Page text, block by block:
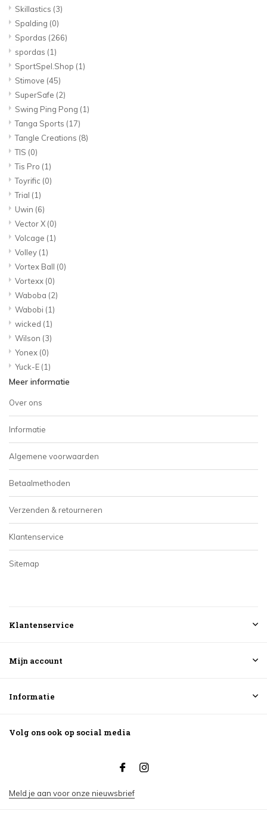
Skillastics (3)
Spalding (0)
Spordas (266)
spordas (1)
SportSpel.Shop (1)
Stimove (45)
SuperSafe (2)
Swing Ping Pong (1)
Tanga Sports (17)
Tangle Creations (8)
TIS (0)
Tis Pro (1)
Toyrific (0)
Trial (1)
Uwin (6)
Vector X (0)
Volcage (1)
Volley (1)
Vortex Ball (0)
Vortexx (0)
Waboba (2)
Wabobi (1)
wicked (1)
Wilson (3)
Yonex (0)
Yuck-E (1)
Meer informatie
Over ons
Informatie
Algemene voorwaarden
Betaalmethoden
Verzenden & retourneren
Klantenservice
Sitemap
Klantenservice
Mijn account
Informatie
Volg ons ook op social media
Meld je aan voor onze nieuwsbrief